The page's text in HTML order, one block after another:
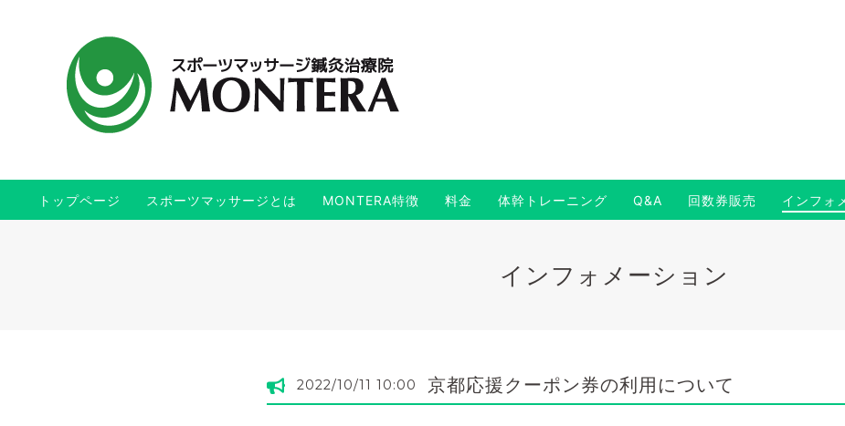
トップページ スポーツマッサージとは MONTERA特徴 料金 体幹トレーニング Q&A 回数券販売 インフォ
インフォメーション
2022/10/11 10:00 京都応援クーポン券の利用について